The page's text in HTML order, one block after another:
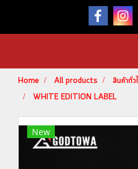
Home All products
สินค้าทั่
WHITE EDITION LABEL
New